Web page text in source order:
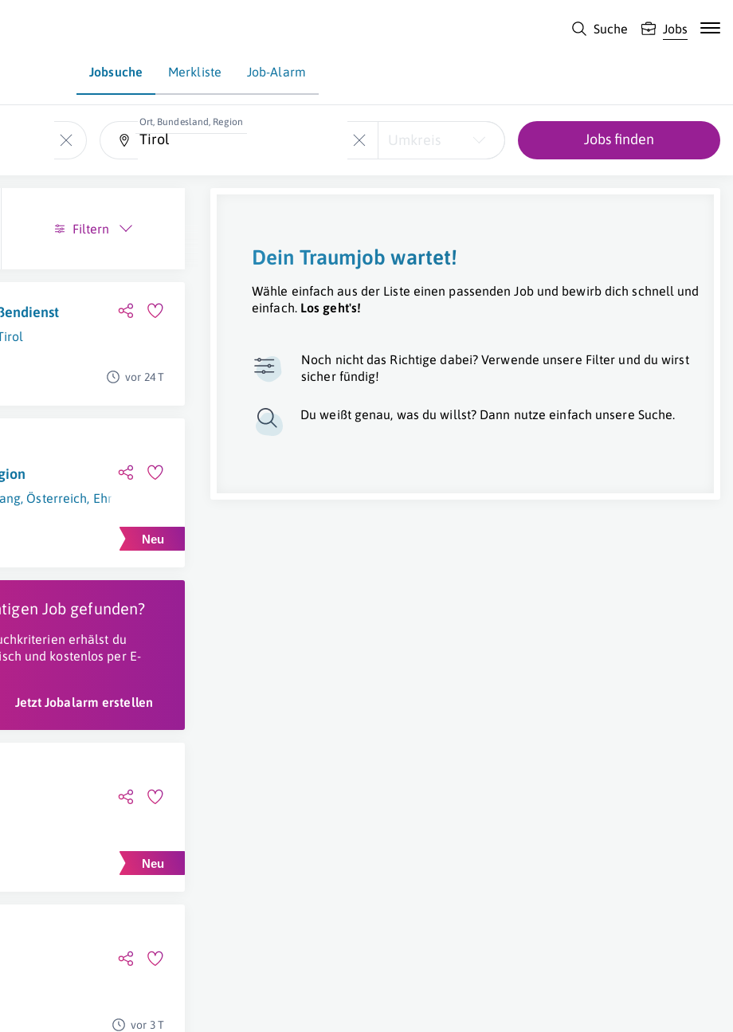
Suche Jobs
Jobsuche Merkliste Job-Alarm
Ort, Bundesland, Region
Umkreis Jobs finden
Filtern
vor 24 T
, Österreich, Ehrwald
Job gefunden?
erhälst du
und kostenlos per E-
Jetzt Jobalarm erstellen
vor 3 T
Dein Traumjob wartet!
Wähle einfach aus der Liste einen passenden Job und bewirb dich schnell und
einfach. Los geht's!
Noch nicht das Richtige dabei? Verwende unsere Filter und du wirst
sicher fündig!
Du weißt genau, was du willst? Dann nutze einfach unsere Suche.